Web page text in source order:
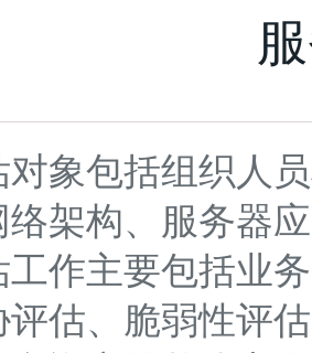
对象包括组织人
架构、服务器
工作主要包括业
估、脆弱性评